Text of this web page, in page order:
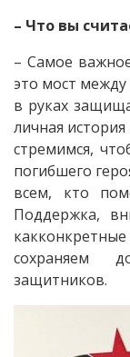
– Что вы
– Самое
это мост
в руках
личная
стремимся,
погибшего
всем, кто
Поддержка,
сохраняем
защитников.